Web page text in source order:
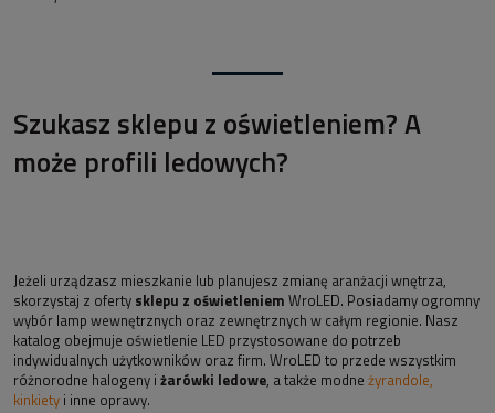
Szukasz sklepu z oświetleniem? A
może profili ledowych?
Jeżeli urządzasz mieszkanie lub planujesz zmianę aranżacji wnętrza,
skorzystaj z oferty sklepu z oświetleniem WroLED. Posiadamy ogromny
wybór lamp wewnętrznych oraz zewnętrznych w całym regionie. Nasz
katalog obejmuje oświetlenie LED przystosowane do potrzeb
indywidualnych użytkowników oraz firm. WroLED to przede wszystkim
różnorodne halogeny i żarówki ledowe, a także modne żyrandole,
kinkiety i inne oprawy.